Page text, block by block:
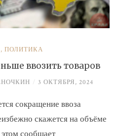
, ПОЛИТИКА
ввозить товаров
/ 3 ОКТЯБРЯ, 2024
сокращение ввоза
скажется на объёме